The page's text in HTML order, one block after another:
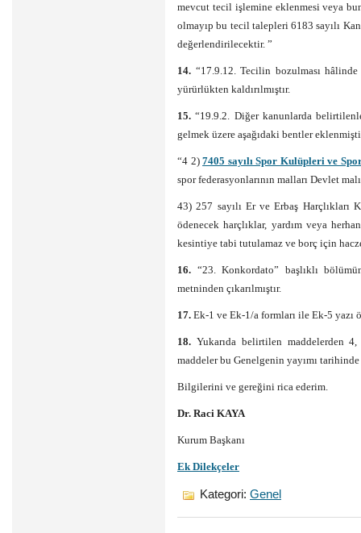
mevcut tecil işlemine eklenmesi veya
olmayıp bu tecil talepleri 6183 sayılı
değerlendirilecektir. ”
14. “17.9.12. Tecilin bozulması
yürürlükten kaldırılmıştır.
15. “19.9.2. Diğer kanunlarda
gelmek üzere aşağıdaki bentler
“4 2)7405 sayılı Spor Kulüpleri ve
spor federasyonlarının malları Devlet
43) 257 sayılı Er ve Erbaş Harçlıkları
ödenecek harçlıklar, yardım veya
kesintiye tabi tutulamaz ve borç için
16. “23. Konkordato” başlıklı
metninden çıkarılmıştır.
17. Ek-1 ve Ek-1/a formları ile Ek-5
18. Yukarıda belirtilen maddelerden
maddeler bu Genelgenin yayımı
Bilgilerini ve gereğini rica ederim.
Dr. Raci KAYA
Kurum Başkanı
Ek Dilekçeler
Kategori: Genel